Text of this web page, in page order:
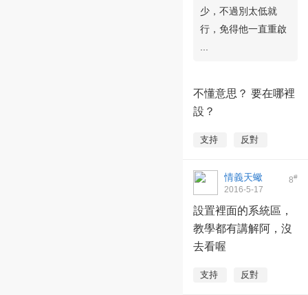
少，不過別太低就
行，免得他一直重啟
不懂意思？ 要在哪裡
設？
支持 反對
8#
情義天蠍
2016-5-17
設置裡面的系統區，
教學都有講解阿，沒
去看喔
支持 反對